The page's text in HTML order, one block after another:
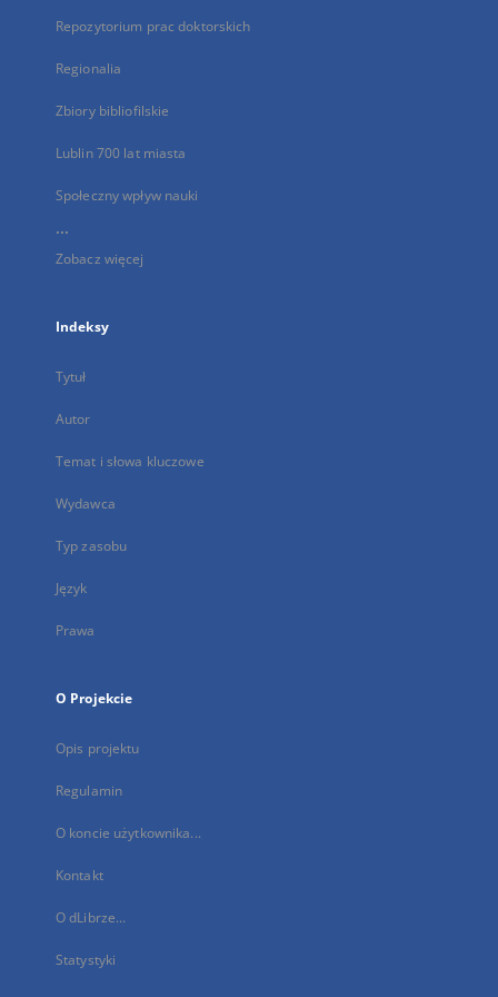
Repozytorium prac doktorskich
Regionalia
Zbiory bibliofilskie
Lublin 700 lat miasta
Społeczny wpływ nauki
...
Zobacz więcej
Indeksy
Tytuł
Autor
Temat i słowa kluczowe
Wydawca
Typ zasobu
Język
Prawa
O Projekcie
Opis projektu
Regulamin
O koncie użytkownika...
Kontakt
O dLibrze...
Statystyki